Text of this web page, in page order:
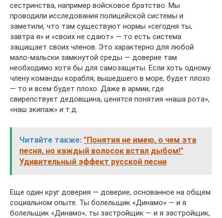
сестринства, например войсковое братство. Мы
проводили исследования ­полицейской системы и
заметили, что там существуют нормы «сегодня ты,
завтра я» и «своих не сдают» — то есть система
защищает своих членов. Это характерно для любой
мало-мальски замкнутой среды — доверие там
необходимо хотя бы для самозащиты. Если хоть одному
члену команды корабля, вышедшего в море, будет плохо
— то и всем будет плохо. Даже в армии, где
свирепствует дедовщина, ценятся понятия «наша рота»,
«наш экипаж» и т.д.
Читайте также: "Понятия не имею, о чем эта
песня, но каждый волосок встал дыбом!"
Удивительный эффект русской песни
Еще один круг доверия — доверие, основанное на общем
социальном опыте. Ты болельщик «Динамо» — и я
болельщик «Динамо», ты застройщик — и я застройщик,